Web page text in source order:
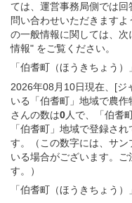
ては、運営事務局側では
問い合わせいただきます
の一般情報に関しては、
情報" をご覧ください。
「伯耆町（ほうきちょう）」
2026年08月10日現在、[ジ
いる「伯耆町」地域で農作
さんの数は0人で、「伯耆
「伯耆町」地域で登録さ
す。（この数字には、サ
いる場合がございます。
す。）
「伯耆町（ほうきちょう）」